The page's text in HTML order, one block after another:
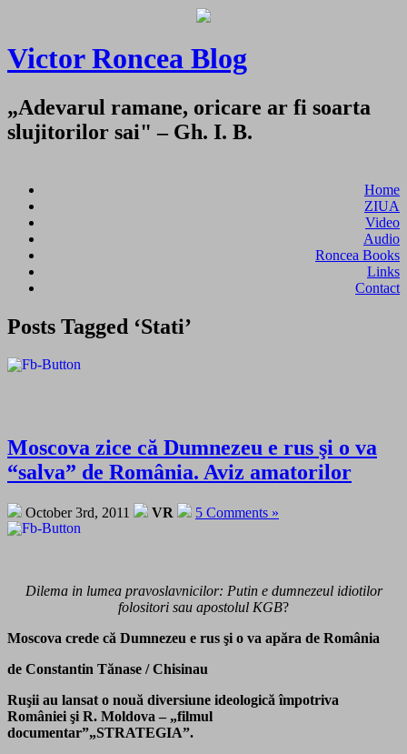
Victor Roncea Blog
„Adevarul ramane, oricare ar fi soarta
slujitorilor sai" – Gh. I. B.
Home
ZIUA
Video
Audio
Roncea Books
Links
Contact
Posts Tagged ‘Stati’
Moscova zice că Dumnezeu e rus şi o va
“salva” de România. Aviz amatorilor
October 3rd, 2011 VR 5 Comments »
Dilema in lumea pravoslavnicilor: Putin e dumnezeul idiotilor
folositori sau apostolul KGB?
Moscova crede că Dumnezeu e rus şi o va apăra de România
de Constantin Tănase / Chisinau
Ruşii au lansat o nouă diversiune ideologică împotriva
României şi R. Moldova – „filmul
documentar”„STRATEGIA”.